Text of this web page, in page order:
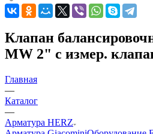
Клапан
MW 2" с измер.
Главная
—
Каталог
—
Арматура HERZ